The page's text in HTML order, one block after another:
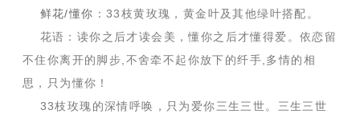
鲜花/懂你 ：33枝黄玫瑰，黄金叶及其他绿叶搭配。
花语：读你之后才读会美，懂你之后才懂得爱。依恋留
不住你离开的脚步,不舍牵不起你放下的纤手,多情的相
思，只为懂你！
33枝玫瑰的深情呼唤，只为爱你三生三世。三生三世